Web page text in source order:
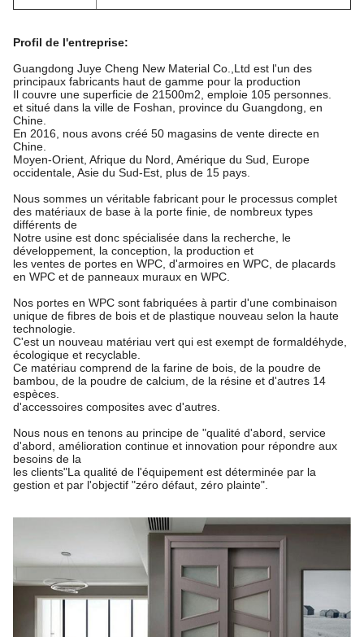
Profil de l'entreprise:
Guangdong Juye Cheng New Material Co.,Ltd est l'un des
principaux fabricants haut de gamme pour la production
Il couvre une superficie de 21500m2, emploie 105 personnes.
et situé dans la ville de Foshan, province du Guangdong, en
Chine.
En 2016, nous avons créé 50 magasins de vente directe en
Chine.
Moyen-Orient, Afrique du Nord, Amérique du Sud, Europe
occidentale, Asie du Sud-Est, plus de 15 pays.
Nous sommes un véritable fabricant pour le processus complet
des matériaux de base à la porte finie, de nombreux types
différents de
Notre usine est donc spécialisée dans la recherche, le
développement, la conception, la production et
les ventes de portes en WPC, d'armoires en WPC, de placards
en WPC et de panneaux muraux en WPC.
Nos portes en WPC sont fabriquées à partir d'une combinaison
unique de fibres de bois et de plastique nouveau selon la haute
technologie.
C'est un nouveau matériau vert qui est exempt de formaldéhyde,
écologique et recyclable.
Ce matériau comprend de la farine de bois, de la poudre de
bambou, de la poudre de calcium, de la résine et d'autres 14
espèces.
d'accessoires composites avec d'autres.
Nous nous en tenons au principe de "qualité d'abord, service
d'abord, amélioration continue et innovation pour répondre aux
besoins de la
les clients"La qualité de l'équipement est déterminée par la
gestion et par l'objectif "zéro défaut, zéro plainte".